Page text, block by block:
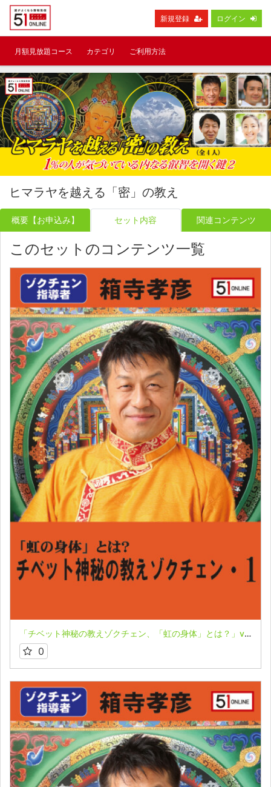
新規登録 ログイン
月額見放題コース カテゴリ ご利用方法
ヒマラヤを越える「密」の教え
概要【お申込み】 セット内容 関連コンテンツ
このセットのコンテンツ一覧
「チベット神秘の教えゾクチェン、「虹の身体」とは？」vol.1★箱寺孝彦
0